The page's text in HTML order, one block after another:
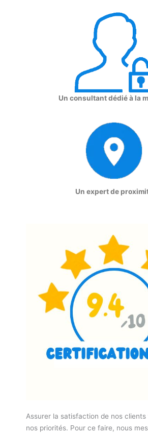
Un consultant dédié à la
Un expert de
Assurer la satisfaction de nos
nos priorités. Pour ce faire, nous